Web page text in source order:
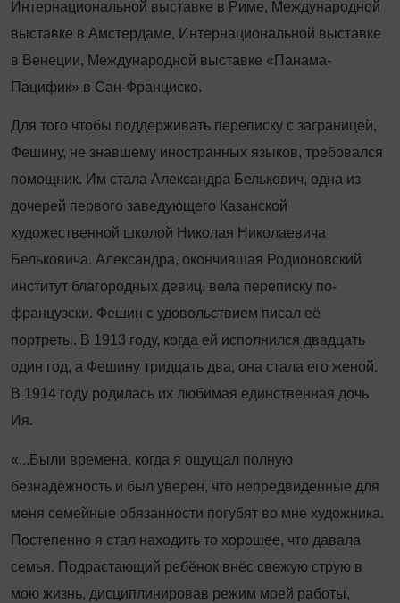
Интернациональной выставке в Риме, Международной
выставке в Амстердаме, Интернациональной выставке
в Венеции, Международной выставке «Панама-
Пацифик» в Сан-Франциско.
Для того чтобы поддерживать переписку с заграницей,
Фешину, не знавшему иностранных языков, требовался
помощник. Им стала Александра Белькович, одна из
дочерей первого заведующего Казанской
художественной школой Николая Николаевича
Бельковича. Александра, окончившая Родионовский
институт благородных девиц, вела переписку по-
французски. Фешин с удовольствием писал её
портреты. В 1913 году, когда ей исполнился двадцать
один год, а Фешину тридцать два, она стала его женой.
В 1914 году родилась их любимая единственная дочь
Ия.
«...Были времена, когда я ощущал полную
безнадёжность и был уверен, что непредвиденные для
меня семейные обязанности погубят во мне художника.
Постепенно я стал находить то хорошее, что давала
семья. Подрастающий ребёнок внёс свежую струю в
мою жизнь, дисциплинировав режим моей работы,